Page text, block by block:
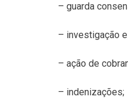
– guarda
– investigação
– ação de
– indenizações;